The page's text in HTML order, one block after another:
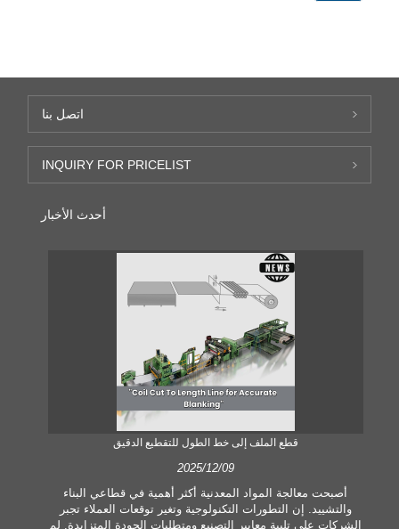
اتصل بنا
INQUIRY FOR PRICELIST
أحدث الأخبار
قطع الملف إلى خط الطول للتقطيع الدقيق
2025/12/09
أصبحت معالجة المواد المعدنية أكثر أهمية في قطاعي البناء
والتشييد. إن التطورات التكنولوجية وتغير توقعات العملاء تجبر
الشركات على تلبية معايير التصنيع ومتطلبات الجودة المتزايدة. لم